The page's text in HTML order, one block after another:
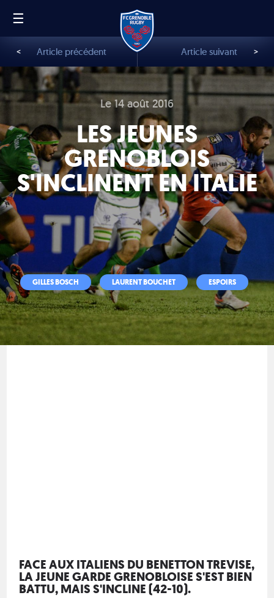
☰
Le 14 août 2016
LES JEUNES
GRENOBLOIS
S'INCLINENT EN ITALIE
GILLES BOSCH LAURENT BOUCHET ESPOIRS
< Article précédent Article suivant >
FACE AUX ITALIENS DU BENETTON TREVISE,
LA JEUNE GARDE GRENOBLOISE S'EST BIEN
BATTU, MAIS S'INCLINE (42-10).